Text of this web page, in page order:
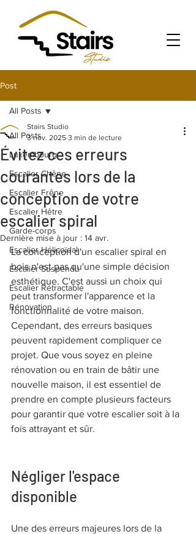
Post
All Posts
Luxembourg
Escalier Chêne
Escalier Frêne
Escalier Hêtre
Garde-corps
Escalier Hélicoïdal
Escalier Suspendu
Escalier Rétractable
Rénovation
All Posts
Évitez ces erreurs
courantes lors de la
conception de votre
escalier spiral
Stairs Studio
3 nov. 2025 3 min de lecture
Dernière mise à jour : 14 avr.
La conception d'un escalier spiral en
bois n'est pas qu'une simple décision
esthétique. C'est aussi un choix qui
peut transformer l'apparence et la
fonctionnalité de votre maison.
Cependant, des erreurs basiques
peuvent rapidement compliquer ce
projet. Que vous soyez en pleine
rénovation ou en train de bâtir une
nouvelle maison, il est essentiel de
prendre en compte plusieurs facteurs
pour garantir que votre escalier soit à la
fois attrayant et sûr.
Négliger l'espace
disponible
Une des erreurs majeures lors de la